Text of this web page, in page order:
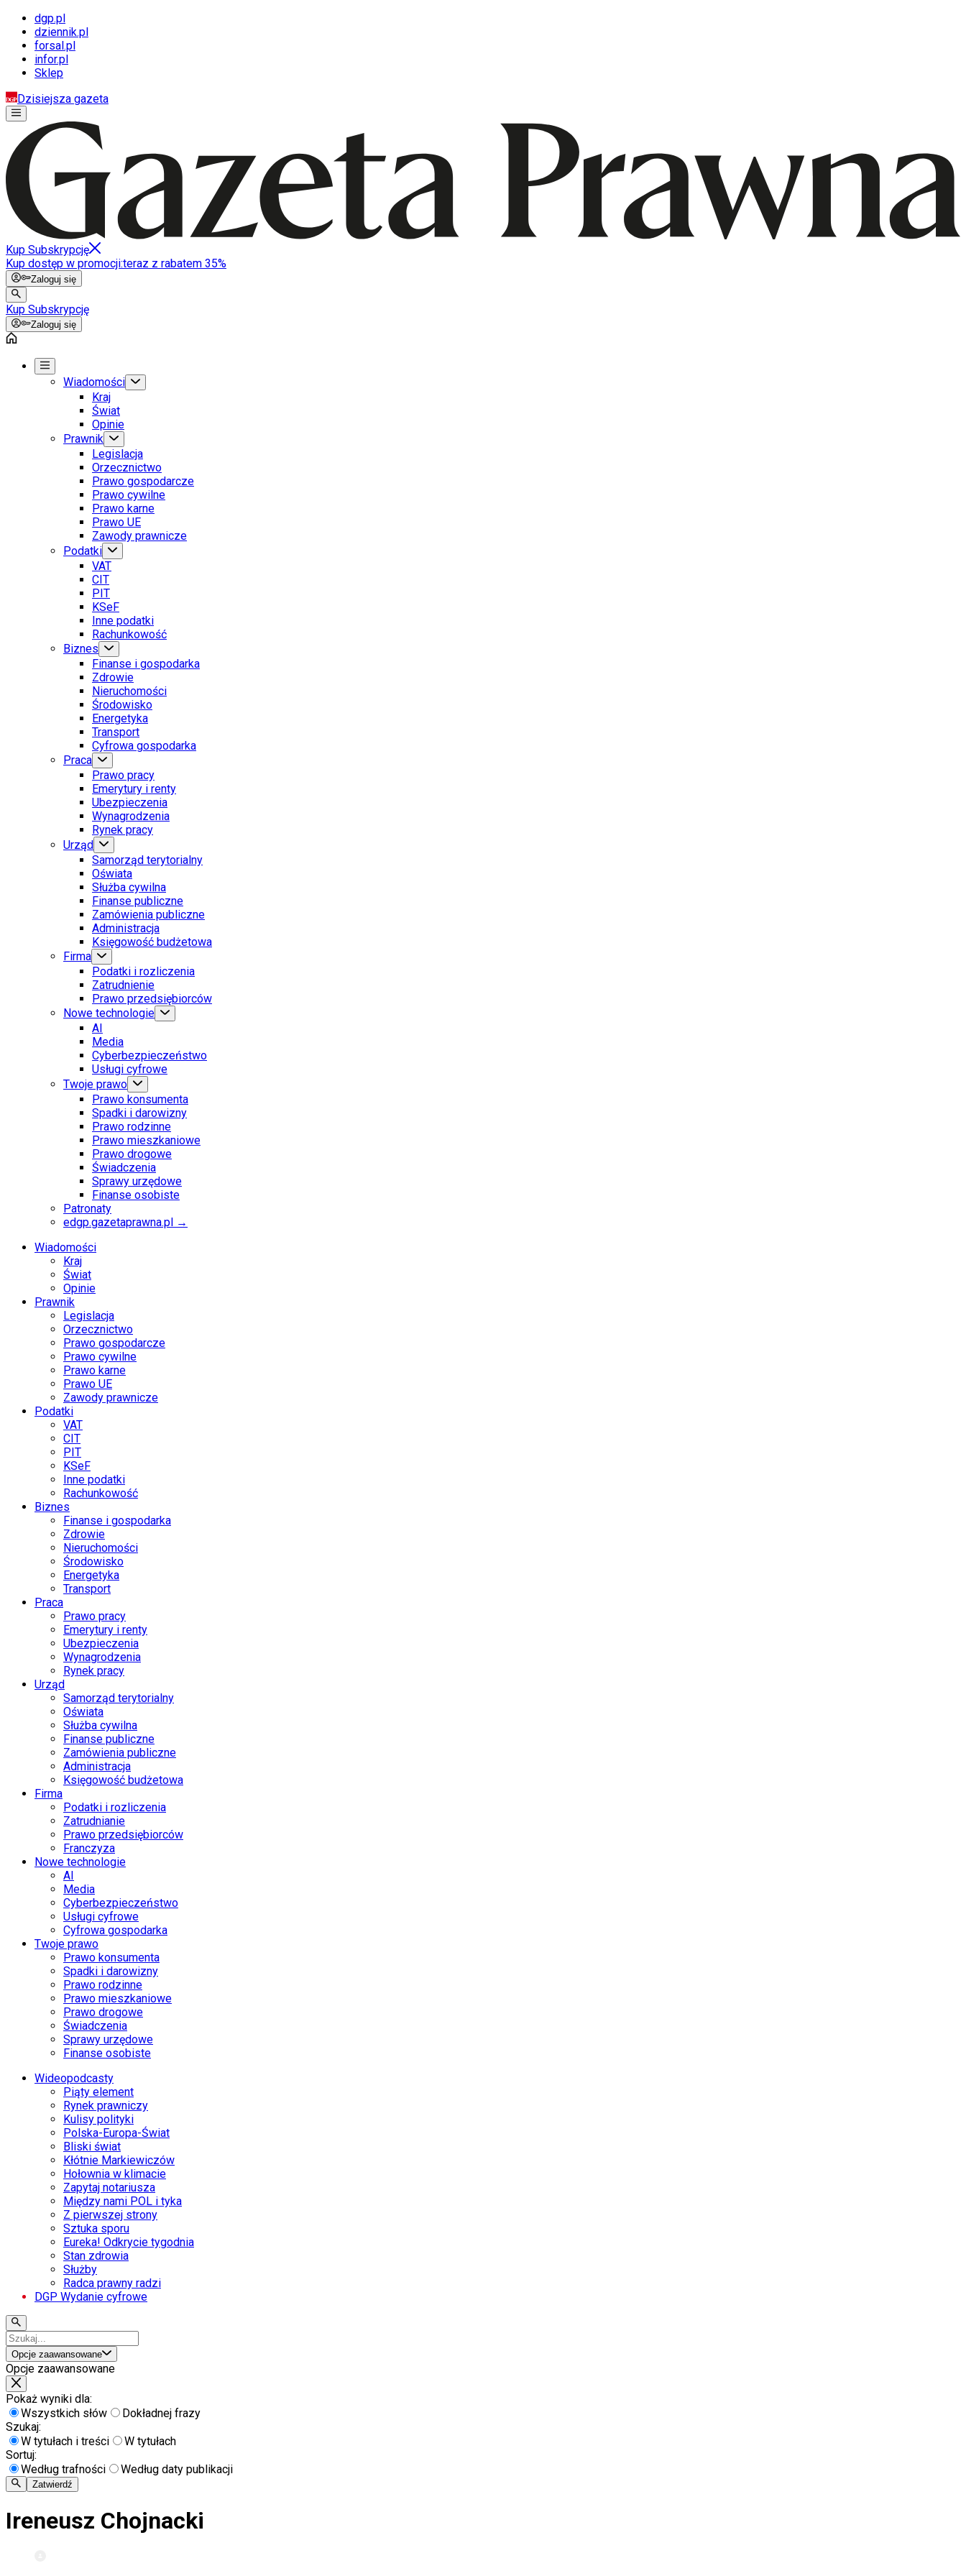
dgp.pl
dziennik.pl
forsal.pl
infor.pl
Sklep
Dzisiejsza gazeta
Kup Subskrypcję
Kup dostęp w promocji:teraz z rabatem 35%
Zaloguj się
Kup Subskrypcję
Zaloguj się
Wiadomości
Kraj
Świat
Opinie
Prawnik
Legislacja
Orzecznictwo
Prawo gospodarcze
Prawo cywilne
Prawo karne
Prawo UE
Zawody prawnicze
Podatki
VAT
CIT
PIT
KSeF
Inne podatki
Rachunkowość
Biznes
Finanse i gospodarka
Zdrowie
Nieruchomości
Środowisko
Energetyka
Transport
Cyfrowa gospodarka
Praca
Prawo pracy
Emerytury i renty
Ubezpieczenia
Wynagrodzenia
Rynek pracy
Urząd
Samorząd terytorialny
Oświata
Służba cywilna
Finanse publiczne
Zamówienia publiczne
Administracja
Księgowość budżetowa
Firma
Podatki i rozliczenia
Zatrudnienie
Prawo przedsiębiorców
Nowe technologie
AI
Media
Cyberbezpieczeństwo
Usługi cyfrowe
Twoje prawo
Prawo konsumenta
Spadki i darowizny
Prawo rodzinne
Prawo mieszkaniowe
Prawo drogowe
Świadczenia
Sprawy urzędowe
Finanse osobiste
Patronaty
edgp.gazetaprawna.pl →
Wiadomości
Kraj
Świat
Opinie
Prawnik
Legislacja
Orzecznictwo
Prawo gospodarcze
Prawo cywilne
Prawo karne
Prawo UE
Zawody prawnicze
Podatki
VAT
CIT
PIT
KSeF
Inne podatki
Rachunkowość
Biznes
Finanse i gospodarka
Zdrowie
Nieruchomości
Środowisko
Energetyka
Transport
Praca
Prawo pracy
Emerytury i renty
Ubezpieczenia
Wynagrodzenia
Rynek pracy
Urząd
Samorząd terytorialny
Oświata
Służba cywilna
Finanse publiczne
Zamówienia publiczne
Administracja
Księgowość budżetowa
Firma
Podatki i rozliczenia
Zatrudnianie
Prawo przedsiębiorców
Franczyza
Nowe technologie
AI
Media
Cyberbezpieczeństwo
Usługi cyfrowe
Cyfrowa gospodarka
Twoje prawo
Prawo konsumenta
Spadki i darowizny
Prawo rodzinne
Prawo mieszkaniowe
Prawo drogowe
Świadczenia
Sprawy urzędowe
Finanse osobiste
Wideopodcasty
Piąty element
Rynek prawniczy
Kulisy polityki
Polska-Europa-Świat
Bliski świat
Kłótnie Markiewiczów
Hołownia w klimacie
Zapytaj notariusza
Między nami POL i tyka
Z pierwszej strony
Sztuka sporu
Eureka! Odkrycie tygodnia
Stan zdrowia
Służby
Radca prawny radzi
DGP Wydanie cyfrowe
Opcje zaawansowane
Opcje zaawansowane
Pokaż wyniki dla:
Wszystkich słów
Dokładnej frazy
Szukaj:
W tytułach i treści
W tytułach
Sortuj:
Według trafności
Według daty publikacji
Zatwierdź
Ireneusz Chojnacki